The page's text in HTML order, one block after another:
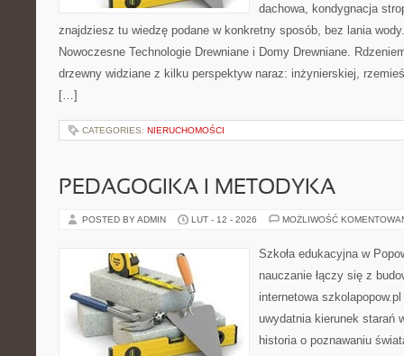
dachowa, kondygnacja
znajdziesz tu wiedzę podane w konkretny sposób, bez lania
Nowoczesne Technologie Drewniane i Domy Drewniane.
drzewny widziane z kilku perspektyw naraz: inżynierskiej,
[…]
CATEGORIES: NIERUCHOMOŚCI
PEDAGOGIKA I METODYKA
POSTED BY ADMIN LUT - 12 - 2026 MOŻLIWOŚĆ
Szkoła edukacyjna w
nauczanie łączy się z
internetowa
uwydatnia kierunek starań
historia o poznawaniu